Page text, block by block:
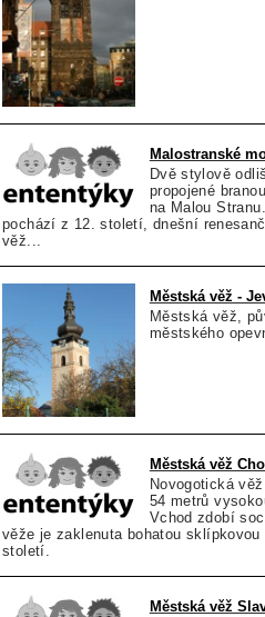
Malostranské
Dvě stylově
propojené
na Malou
pochází z 12. století, dnešní
věž...
Městská věž -
Městská věž,
městského
Městská věž
Novogotická
54 metrů
Vchod zdobí
věže je zaklenuta bohatou
století.
Městská věž